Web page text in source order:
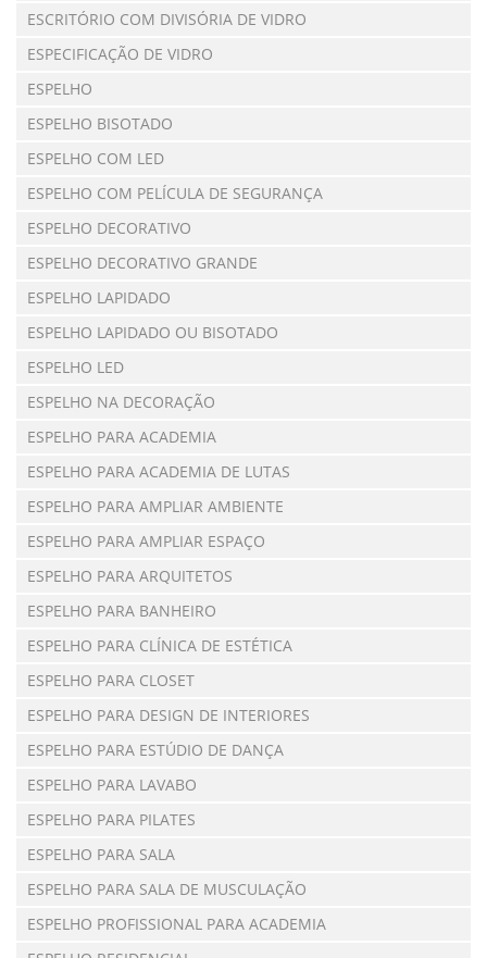
ESCRITÓRIO COM DIVISÓRIA DE VIDRO
ESPECIFICAÇÃO DE VIDRO
ESPELHO
ESPELHO BISOTADO
ESPELHO COM LED
ESPELHO COM PELÍCULA DE SEGURANÇA
ESPELHO DECORATIVO
ESPELHO DECORATIVO GRANDE
ESPELHO LAPIDADO
ESPELHO LAPIDADO OU BISOTADO
ESPELHO LED
ESPELHO NA DECORAÇÃO
ESPELHO PARA ACADEMIA
ESPELHO PARA ACADEMIA DE LUTAS
ESPELHO PARA AMPLIAR AMBIENTE
ESPELHO PARA AMPLIAR ESPAÇO
ESPELHO PARA ARQUITETOS
ESPELHO PARA BANHEIRO
ESPELHO PARA CLÍNICA DE ESTÉTICA
ESPELHO PARA CLOSET
ESPELHO PARA DESIGN DE INTERIORES
ESPELHO PARA ESTÚDIO DE DANÇA
ESPELHO PARA LAVABO
ESPELHO PARA PILATES
ESPELHO PARA SALA
ESPELHO PARA SALA DE MUSCULAÇÃO
ESPELHO PROFISSIONAL PARA ACADEMIA